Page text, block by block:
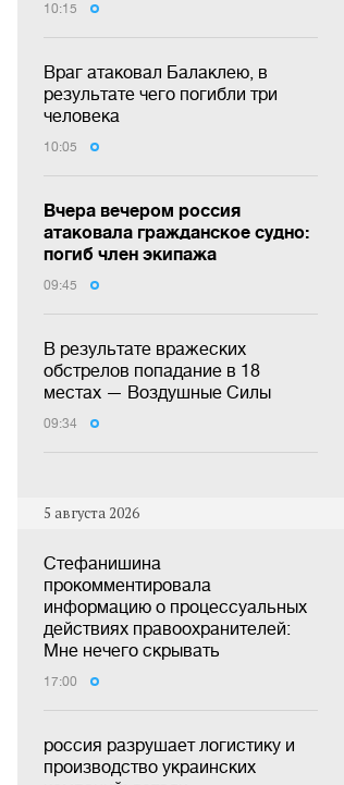
10:15
Враг атаковал Балаклею, в
результате чего погибли три
человека
10:05
Вчера вечером россия
атаковала гражданское судно:
погиб член экипажа
09:45
В результате вражеских
обстрелов попадание в 18
местах — Воздушные Силы
09:34
5 августа 2026
Стефанишина
прокомментировала
информацию о процессуальных
действиях правоохранителей:
Мне нечего скрывать
17:00
россия разрушает логистику и
производство украинских